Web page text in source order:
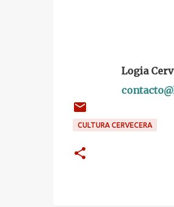
Logia
CULTURA CERVECERA